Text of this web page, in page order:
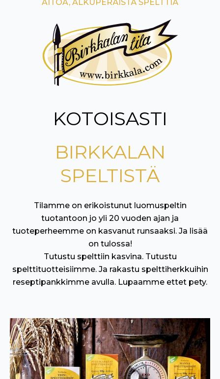
AITOA, ALKUPERÄISTÄ SPELTTIÄ
KOTOISASTI
BIRKKALAN
SPELTISTÄ
Tilamme on erikoistunut luomuspeltin
tuotantoon jo yli 20 vuoden ajan ja
tuoteperheemme on kasvanut runsaaksi. Ja lisää
on tulossa!
Tutustu spelttiin kasvina. Tutustu
spelttituotteisiimme. Ja rakastu spelttiherkkuihin
reseptipankkimme avulla. Lupaamme ettet pety.